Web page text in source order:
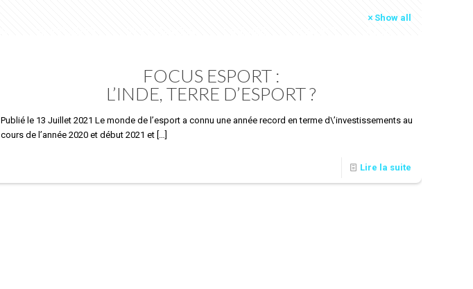
Show all
FOCUS ESPORT :
L’INDE, TERRE D’ESPORT ?
Publié le 13 Juillet 2021 Le monde de l’esport a connu une année record en terme d\’investissements au
cours de l’année 2020 et début 2021 et[…]
Lire la suite